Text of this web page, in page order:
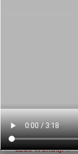
TRWA!
Weekend
czas wakacji